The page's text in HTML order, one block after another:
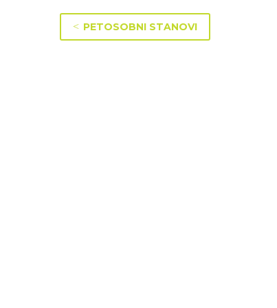
< PETOSOBNI STANOVI